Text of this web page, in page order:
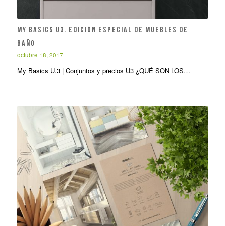
My BASICS U3. Edición especial de muebles de
baño
octubre 18, 2017
My Basics U.3 | Conjuntos y precios U3 ¿QUÉ SON LOS…